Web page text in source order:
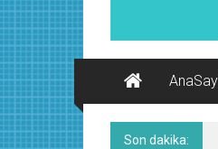
Ekonomi
Kanalı
Son dakika: